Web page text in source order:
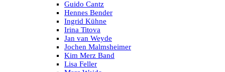
Guido Cantz
Hennes Bender
Ingrid Kühne
Irina Titova
Jan van Weyde
Jochen Malmsheimer
Kim Merz Band
Lisa Feller